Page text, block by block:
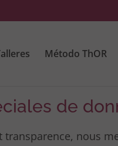
Método ThOR
de
nous